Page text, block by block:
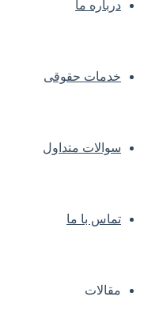
درباره ما
خدمات حقوقی
سوالات متداول
تماس با ما
مقالات